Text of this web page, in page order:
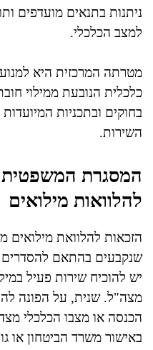
ניתנות בתנאים מועדפים
למצב הכלכלי.
מטרתה המרכזית היא
כלכלית הנובעת ממילוי
בחוקים ובתכניות
השירות.
המסגרת המשפטית
להלוואות מילואים
הזכאות להלוואת מילואים
שנקבעים בהתאם להסדרים
יש להוכיח שירות פעיל
מצה"ל. שנית, על הפונה
הכנסה או מצבו הכלכלי
באישור משרד הביטחון או